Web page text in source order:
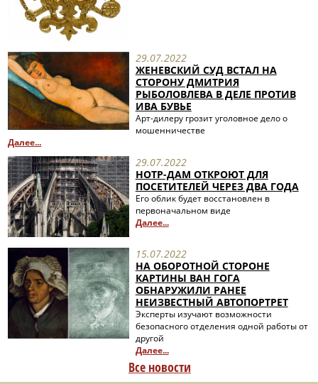
29.07.2022
ЖЕНЕВСКИЙ СУД ВСТАЛ НА
СТОРОНУ ДМИТРИЯ
РЫБОЛОВЛЕВА В ДЕЛЕ ПРОТИВ
ИВА БУВЬЕ
Арт-дилеру грозит уголовное дело о
мошенничестве
Далее...
29.07.2022
НОТР-ДАМ ОТКРОЮТ ДЛЯ
ПОСЕТИТЕЛЕЙ ЧЕРЕЗ ДВА ГОДА
Его облик будет восстановлен в
первоначальном виде
Далее...
15.07.2022
НА ОБОРОТНОЙ СТОРОНЕ
КАРТИНЫ ВАН ГОГА
ОБНАРУЖИЛИ РАНЕЕ
НЕИЗВЕСТНЫЙ АВТОПОРТРЕТ
Эксперты изучают возможности
безопасного отделения одной работы от
другой
Далее...
Все новости